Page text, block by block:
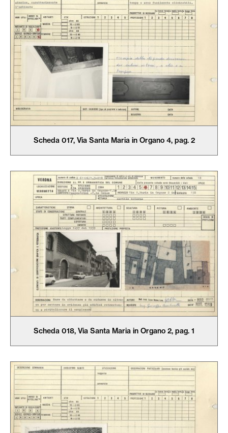
Scheda 017, Via Santa Maria in Organo 4, pag. 2
Scheda 018, Via Santa Maria in Organo 2, pag. 1